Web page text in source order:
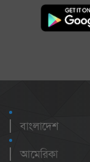
বাংলাদেশ
আমেরিকা